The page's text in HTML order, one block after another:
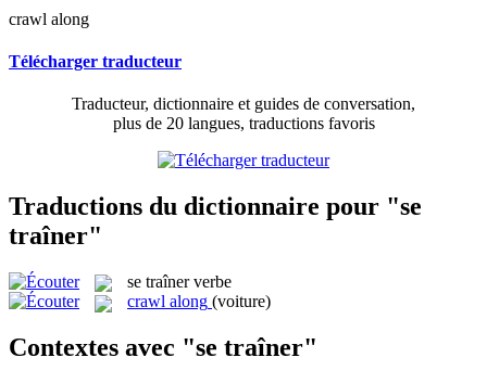
crawl along
Télécharger traducteur
Traducteur, dictionnaire et guides de conversation,
plus de 20 langues, traductions favoris
Traductions du dictionnaire pour "se
traîner"
se traîner verbe
crawl along (voiture)
Contextes avec "se traîner"